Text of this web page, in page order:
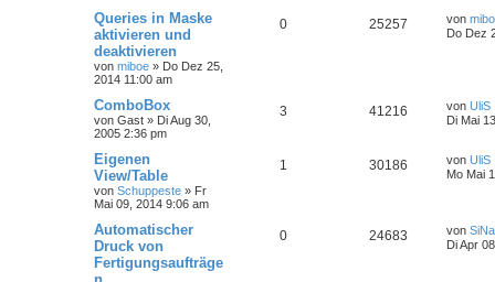
Queries in Maske
aktivieren und
deaktivieren
von miboe » Do Dez 25,
2014 11:00 am
0 25257 von
Do Dez
ComboBox
von Gast » Di Aug 30,
2005 2:36 pm
3 41216 von UliS
Di Mai
Eigenen
View/Table
von Schuppeste » Fr
Mai 09, 2014 9:06 am
1 30186 von UliS
Mo Mai
Automatischer
Druck von
Fertigungsaufträge
0 24683 von
Di Apr